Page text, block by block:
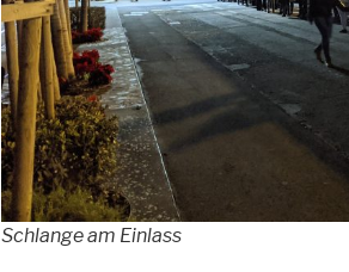
Schlange am Einlass